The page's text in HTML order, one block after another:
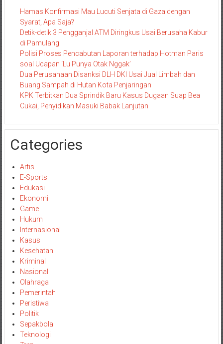
Hamas Konfirmasi Mau Lucuti Senjata di Gaza dengan
Syarat, Apa Saja?
Detik-detik 3 Pengganjal ATM Diringkus Usai Berusaha Kabur
di Pamulang
Polisi Proses Pencabutan Laporan terhadap Hotman Paris
soal Ucapan ‘Lu Punya Otak Nggak’
Dua Perusahaan Disanksi DLH DKI Usai Jual Limbah dan
Buang Sampah di Hutan Kota Penjaringan
KPK Terbitkan Dua Sprindik Baru Kasus Dugaan Suap Bea
Cukai, Penyidikan Masuki Babak Lanjutan
Categories
Artis
E-Sports
Edukasi
Ekonomi
Game
Hukum
Internasional
Kasus
Kesehatan
Kriminal
Nasional
Olahraga
Pemerintah
Peristiwa
Politik
Sepakbola
Teknologi